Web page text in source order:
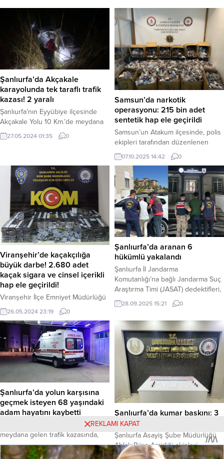
Şanlıurfa’da Akçakale
karayolunda tek taraflı trafik
kazası! 2 yaralı
Şanlıurfa’nın Eyyübiye ilçesinde
Akçakale Yolu 10 Km.’de meydana
gelen tek taraflı trafik kazasında 2
kişi hafif yaralandı. Kazada, 63 BB
bulunan Mikail ve İbrahim isimli
kişiler hafif yaralandı. Yaralılar olay
yerine gelen ambulanslarla
hastaneye kaldırıldı. Kaza sonrası
olay yerine gelen polis...
27.05.2024 01:35 0
Samsun’da narkotik
operasyonu: 215 bin adet
sentetik hap ele geçirildi
Samsun’un Atakum ilçesinde, polis
ekipleri tarafından düzenlenen
operasyonda 215 bin adet sentetik
ecza hap ele geçirildi. Olayla ilgili 2
şüpheli gözaltına alındı. Haber
Merkezi – Samsun İl Emniyet
Müdürlüğü’nden yapılan açıklamaya
göre, Narkotik Suçlarla Mücadele
Şube Müdürlüğü ve Atakum İlçe
Emniyet Müdürlüğü ekipleri,
uyuşturucu madde ticaretinin
önlenmesine yönelik ortak bir...
07.10.2025 14:42 0
Viranşehir’de kaçakçılığa
büyük darbe! 2.680 adet
kaçak sigara ve cinsel içerikli
hap ele geçirildi!
Viranşehir İlçe Emniyet Müdürlüğü
Kom Büro Amirliği ekipleri,
kaçakçılıkla mücadele kapsamında
2 farklı operasyon düzenledi.
Operasyonlarda toplam 2.680 adet
gümrük kaçağı sigara, 796 adet
cinsel içerikli hap ve 50 adet
gümrük kaçağı puro ele geçirildi.
Kaçak ürünlere el koyulan
yakalanarak gözaltına alındı.
Viranşehir İl Emniyet...
26.05.2024 23:19 0
Şanlıurfa’da aranan 6
hükümlü yakalandı
Şanlıurfa İl Jandarma
Komutanlığı’na bağlı Jandarma Suç
Araştırma Timi (JASAT) dedektifleri,
haklarında kesinleşmiş hapis cezası
bulunan 6 firari hükümlüyü
düzenledikleri başarılı
operasyonlarla yakaladı.
Yakalananlar arasında, 9 yıldır
aranan ve bir jandarmanın
yaralandığı, bir kişinin ise öldüğü
olayın iki şüphelisi de bulunuyor.
Haber Merkezi – Şanlıurfa İl
Jandarma Komutanlığı, aranan
şahısların...
28.09.2025 15:21 0
Şanlıurfa’da yolun karşısına
geçmek isteyen 68 yaşındaki
adam hayatını kaybetti
Şanlıurfa’nın Siverek ilçesinde
meydana gelen trafik kazasında,
yolun karşısına geçmeye çalışan 68
yaşındaki Şehmus Akdağ, bir
24.11.2025 23:16 0
Şanlıurfa’da kumar baskını: 3
kişi yakalandı
Şanlıurfa Asayiş Şube Müdürlüğü
Ahlak Büro Amirliği ekipleri,
Eyyübiye ilçesinde kumar
REKLAMI KAPAT